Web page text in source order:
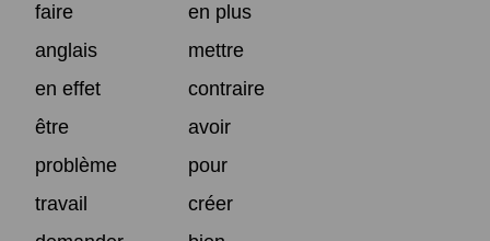
faire
en plus
anglais
mettre
en effet
contraire
être
avoir
problème
pour
travail
créer